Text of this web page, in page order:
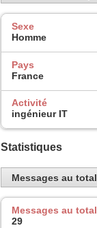
Sexe
Homme
Pays
France
Activité
ingénieur IT
Statistiques
Messages au total
Messages au total
29